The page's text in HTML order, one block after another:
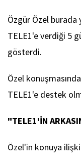
Özgür Özel burada
TELE1'e verdiği 5
gösterdi.
Özel
TELE1'e destek
"TELE1'İN
Özel'in konuya